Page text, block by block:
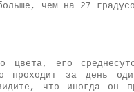
чем на 27
цвета, его
проходит за день
что иногда